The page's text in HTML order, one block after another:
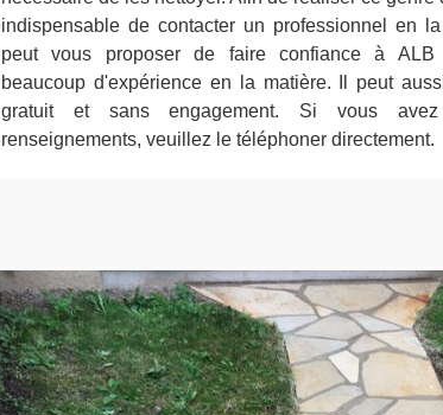
indispensable de contacter un professionnel en
peut vous proposer de faire confiance à
beaucoup d'expérience en la matière. Il peut
gratuit et sans engagement. Si vous avez
renseignements, veuillez le téléphoner directement.